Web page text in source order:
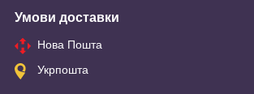
Умови доставки
Нова Пошта
Укрпошта